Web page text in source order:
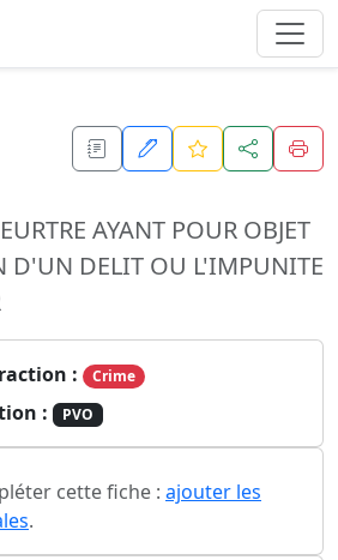
AYANT POUR OBJET
D'UN DELIT OU L'IMPUNITE
: Crime
: PVO
cette fiche : ajouter les
.